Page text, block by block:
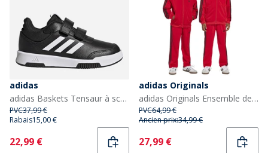
adidas
adidas Baskets Tensaur à scratch Enfant Core Black/Cloud White/Core Black
PVC37,99 €
Rabais15,00 €
Current
22,99 €
adidas Originals
adidas Originals Ensemble de Survêtement Trefoil Firebird Enfant Better Scarlet/Noir
PVC64,99 €
Ancien prix:34,99 €
Current
27,99 €